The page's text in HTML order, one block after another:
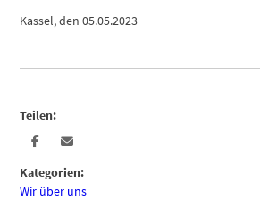
Kassel, den 05.05.2023
Teilen:
Kategorien:
Wir über uns